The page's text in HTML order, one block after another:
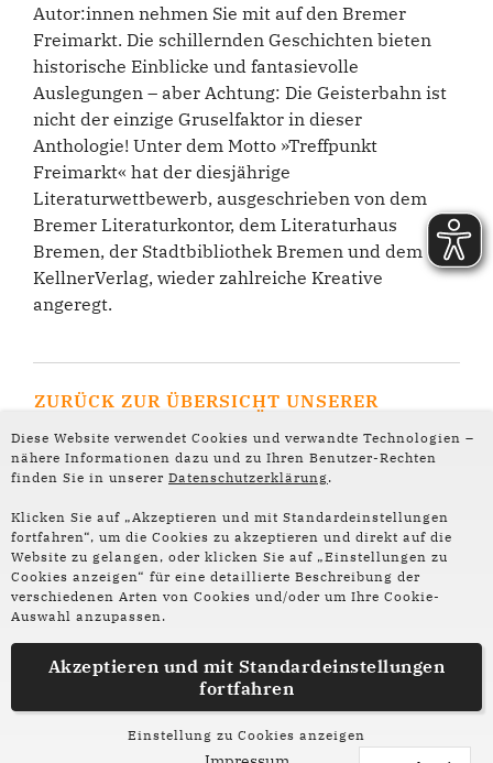
Diese Website verwendet Cookies und verwandte Technologien –
nähere Informationen dazu und zu Ihren Benutzer-Rechten
finden Sie in unserer Datenschutzerklärung.
Klicken Sie auf „Akzeptieren und mit Standardeinstellungen
fortfahren“, um die Cookies zu akzeptieren und direkt auf die
Website zu gelangen, oder klicken Sie auf „Einstellungen zu
Cookies anzeigen“ für eine detaillierte Beschreibung der
verschiedenen Arten von Cookies und/oder um Ihre Cookie-
Auswahl anzupassen.
Akzeptieren und mit Standardeinstellungen
fortfahren
Einstellung zu Cookies anzeigen
Autor:innen nehmen Sie mit auf den Bremer
Freimarkt. Die schillernden Geschichten bieten
historische Einblicke und fantasievolle
Auslegungen – aber Achtung: Die Geisterbahn ist
nicht der einzige Gruselfaktor in dieser
Anthologie! Unter dem Motto »Treffpunkt
Freimarkt« hat der diesjährige
Literaturwettbewerb, ausgeschrieben von dem
Bremer Literaturkontor, dem Literaturhaus
Bremen, der Stadtbibliothek Bremen und dem
KellnerVerlag, wieder zahlreiche Kreative
angeregt.
ZURÜCK ZUR ÜBERSICHT UNSERER
AUTOR*INNEN-PORTRÄTS
Folge uns auf
Social Media:
Instagram
Facebook
Partner und Förderer
Impressum
Datenschutz